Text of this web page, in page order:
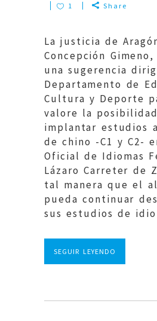
1
Share
La justicia de
Concepción
una sugerencia
Departamento de
Cultura y Deporte
valore la
implantar estudios
de chino -C1 y C2-
Oficial de Idiomas
Lázaro Carreter de
tal manera que el
pueda continuar
sus estudios de
SEGUIR LEYENDO